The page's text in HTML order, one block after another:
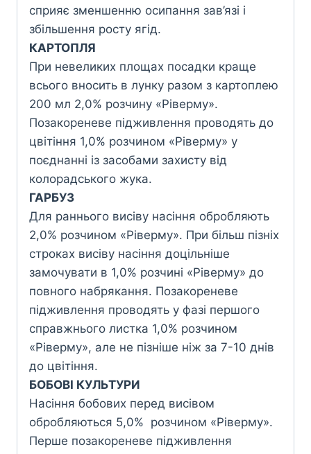
сприяє зменшенню осипання зав’язі i
збільшення росту ягід.
КАРТОПЛЯ
При невеликих площах посадки краще
всього вносить в лунку разом з картоплею
200 мл 2,0% розчину «Ріверму».
Позакореневе підживлення проводять до
цвітіння 1,0% розчином «Ріверму» у
поєднанні із зaсобами захисту від
колорадського жука.
ГАРБУЗ
Для раннього висіву насіння обробляють
2,0% розчином «Ріверму». При більш пізніх
строках висіву насіння доцільніше
замочувати в 1,0% розчині «Ріверму» до
повного набрякання. Позакореневе
підживлення проводять у фазі першого
справжнього листка 1,0% розчином
«Ріверму», але не пізніше ніж за 7-10 днів
до цвітіння.
БОБОВІ КУЛЬТУРИ
Насіння бобових перед висівом
обробляються 5,0% розчином «Ріверму».
Перше позакореневе підживлення